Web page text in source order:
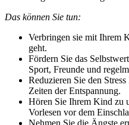
Das können Sie tun:
Verbringen sie mit Ihrem
geht.
Fördern Sie das
Sport, Freunde und
Reduzieren Sie den
Zeiten der Entspannung.
Hören Sie Ihrem Kind zu
Vorlesen vor dem
Nehmen Sie die Ängste